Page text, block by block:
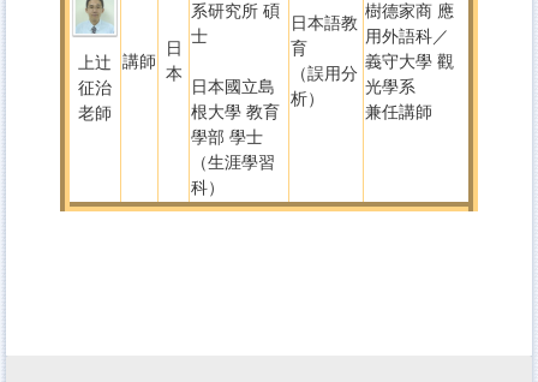
上辻
征治
老師
講師
日
本
系研 究所 碩
士
日本國立島
根大學 教育
學部 學士
（生涯學習
科）
日本語教
育
（誤用分
析）
樹德家商 應
用外語科／
義守大學 觀
光學系
兼任講師